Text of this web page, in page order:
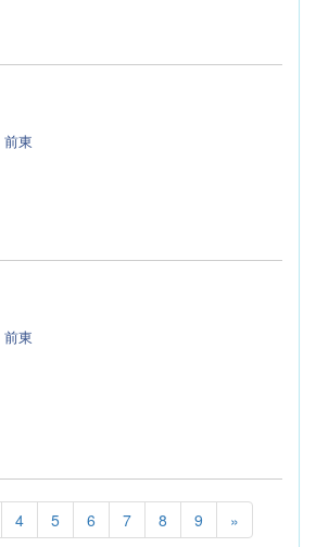
前東
前東
4 5 6 7 8 9 »